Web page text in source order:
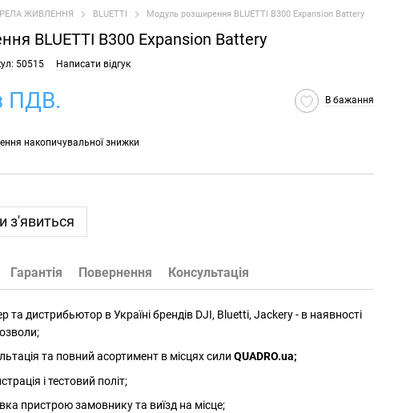
ЖИВЛЕННЯ BLUETTI Модуль розширення BLUETTI B300 Expansion Battery
BLUETTI B300 Expansion Battery
50515 Написати відгук
ПДВ. В бажання
накопичувальної знижки
з'явиться
Гарантія Повернення Консультація
та дистрибьютор в Україні брендів DJI, Bluetti, Jackery - в наявності
та повний асортимент в місцях сили QUADRO.ua;
і тестовий політ;
пристрою замовнику та виїзд на місце;